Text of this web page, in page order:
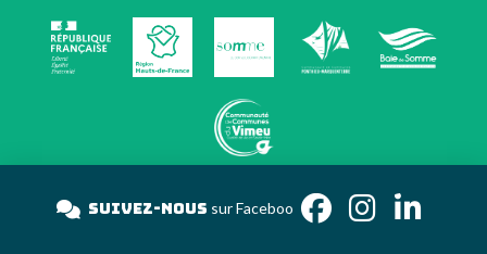
Suivez-noussur Faceb